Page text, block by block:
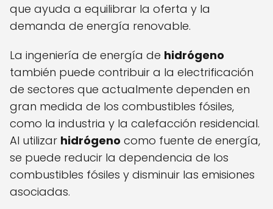
que ayuda a equilibrar la oferta y la
demanda de energía renovable.
La ingeniería de energía de hidrógeno
también puede contribuir a la electrificación
de sectores que actualmente dependen en
gran medida de los combustibles fósiles,
como la industria y la calefacción residencial.
Al utilizar hidrógeno como fuente de energía,
se puede reducir la dependencia de los
combustibles fósiles y disminuir las emisiones
asociadas.